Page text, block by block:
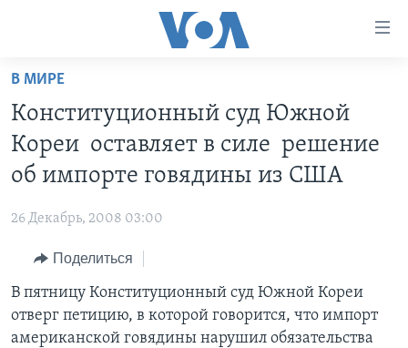
Перейти
основной
контент
Перейти
основной
навигации
Перейти
поиск
ПРОГРАММЫ
АМЕРИКА
ИТОГИ
ПОЧЕМУ ЭТО ВАЖНО?
ДИСКУССИЯ VOA
ДЕТАЛИ
ПРОЕКТЫ
НАША АМЕРИКАНСКАЯ ИСТОРИЯ
А КАК В АМЕРИКЕ?
АРТЕФАКТЫ
АМЕРИКАНСКИЕ ГОРОДКИ
ИНТЕРВЬЮ
ФАКТЫ ПРОТИВ ФЕЙКОВ
ЗА СВОБОДУ ПРЕССЫ
УЧИМ АНГЛИЙСКИЙ
В МИРЕ
Конституционный суд Южной
Кореи оставляет в силе решение
об импорте говядины из США
26 Декабрь, 2008 03:00
Поделиться
В пятницу Конституционный суд Южной Кореи
отверг петицию, в которой говорится, что импорт
американской говядины нарушил обязательства